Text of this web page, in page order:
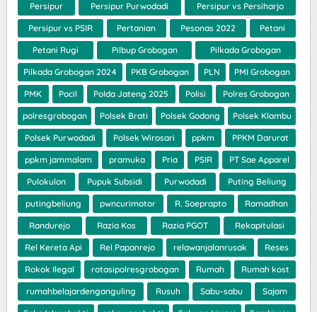
Persipur Persipur Purwodadi Persipur vs Persiharjo
Persipur vs PSIR Pertanian Pesonas 2022 Petani
Petani Rugi Pilbup Grobogan Pilkada Grobogan
Pilkada Grobogan 2024 PKB Grobogan PLN PMI Grobogan
PMK Pocil Polda Jateng 2025 Polisi Polres Grobogan
polresgrobogan Polsek Brati Polsek Godong Polsek Klambu
Polsek Purwodadi Polsek Wirosari ppkm PPKM Darurat
ppkm jammalam pramuka Pria PSIR PT Sae Apparel
Pulokulon Pupuk Subsidi Purwodadi Puting Beliung
putingbeliung pwncurimotor R. Soeprapto Ramadhan
Randurejo Razia Kos Razia PGOT Rekapitulasi
Rel Kereta Api Rel Papanrejo relawanjalanrusak Reses
Rokok Ilegal rotasipolresgrobogan Rumah Rumah kost
rumahbelajardenganguling Rusuh Sabu-sabu Sajam